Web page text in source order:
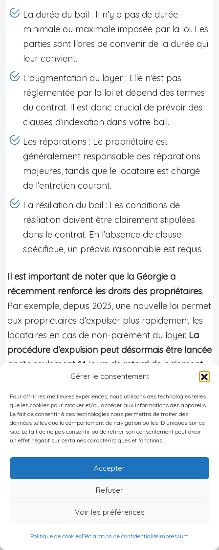
Gérer le consentement
Pour offrir les meilleures expériences, nous utilisons des technologies telles
que les cookies pour stocker et/ou accéder aux informations des appareils.
Le fait de consentir à ces technologies nous permettra de traiter des
données telles que le comportement de navigation ou les ID uniques sur ce
site. Le fait de ne pas consentir ou de retirer son consentement peut avoir
un effet négatif sur certaines caractéristiques et fonctions.
Accepter
Refuser
Voir les préférences
Politique de cookiesDéclaration de confidentialitéImpressum
La durée du bail : Il n’y a pas de durée
minimale ou maximale imposée par la loi. Les
parties sont libres de convenir de la durée qui
leur convient.
L’augmentation du loyer : Elle n’est pas
réglementée par la loi et dépend des termes
du contrat. Il est donc crucial de prévoir des
clauses d’indexation dans votre bail.
Les réparations : Le propriétaire est
généralement responsable des réparations
majeures, tandis que le locataire est chargé
de l’entretien courant.
La résiliation du bail : Les conditions de
résiliation doivent être clairement stipulées
dans le contrat. En l’absence de clause
spécifique, un préavis raisonnable est requis.
Il est important de noter que la Géorgie a
récemment renforcé les droits des propriétaires.
Par exemple, depuis 2023, une nouvelle loi permet
aux propriétaires d’expulser plus rapidement les
locataires en cas de non-paiement du loyer. La
procédure d’expulsion peut désormais être lancée
après seulement 14 jours de retard de paiement,
contre 60 jours auparavant.
Concernant la fiscalité,les revenus locatifs sont
soumis à un impôt de 5% pour les particuliers
Cependant, comme mentionné précédemment,
la création d’une société peut permettre de
bénéficier d’un taux réduit de 1% sous certaines
conditions.
Il est vivement recommandé de consulter un
avocat local spécialisé en droit immobilier pour
avec la législation géorgienne en vigueur.